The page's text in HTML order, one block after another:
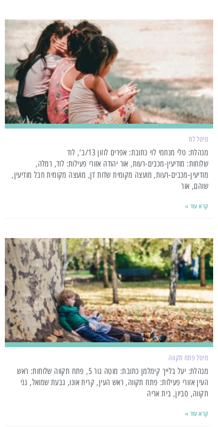
מיטל לוד
מנהלת: טלי מנחמי לוי כתובת: אפרים לוזון 13/ב', לוד
שלוחות: מודיעין-מכבים-רעות, אור יהודה אזורי פעילות: לוד, רמלה,
מודיעין-מכבים-רעות, מועצה מקומית שדות דן, מועצה מקומית חבל מודיעין,
שוהם, אור
קרא עוד »
מיטל פתח תקווה
מנהלת: יעל בלייך קימלמן כתובת: מוטה גור 5, פתח תקווה שלוחות: ראש
העין אזורי פעילות: פתח תקווה, ראש העין, קרית אונו, גבעת שמואל, גני
תקווה, סביון, בית אריה
קרא עוד »